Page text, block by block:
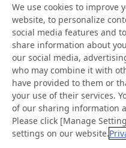
Hygiene
New Products/
Flex Sensing
Noticias
Preguntas frecuentes
We use cookies to improve
website, to personalize
social media features and
share information about
our social media,
who may combine it with
have provided to them or
your use of their services.
of our sharing information
Please click [Manage
settings on our website.